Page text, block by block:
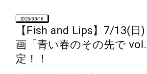
2025/03/18
【Fish and Lips】7/13(日
画「青い春のその先で
定！！